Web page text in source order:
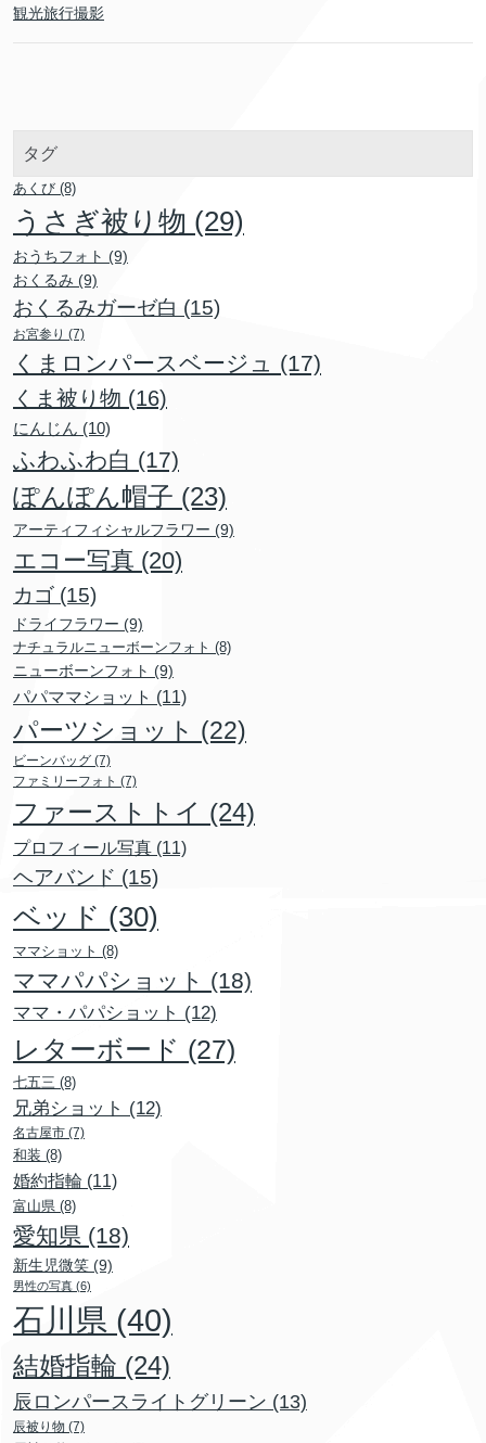
観光旅行撮影
タグ
あくび (8)
うさぎ被り物 (29)
おうちフォト (9)
おくるみ (9)
おくるみガーゼ白 (15)
お宮参り (7)
くまロンパースベージュ (17)
くま被り物 (16)
にんじん (10)
ふわふわ白 (17)
ぽんぽん帽子 (23)
アーティフィシャルフラワー (9)
エコー写真 (20)
カゴ (15)
ドライフラワー (9)
ナチュラルニューボーンフォト (8)
ニューボーンフォト (9)
パパママショット (11)
パーツショット (22)
ビーンバッグ (7)
ファミリーフォト (7)
ファーストトイ (24)
プロフィール写真 (11)
ヘアバンド (15)
ベッド (30)
ママショット (8)
ママパパショット (18)
ママ・パパショット (12)
レターボード (27)
七五三 (8)
兄弟ショット (12)
名古屋市 (7)
和装 (8)
婚約指輪 (11)
富山県 (8)
愛知県 (18)
新生児微笑 (9)
男性の写真 (6)
石川県 (40)
結婚指輪 (24)
辰ロンパースライトグリーン (13)
辰被り物 (7)